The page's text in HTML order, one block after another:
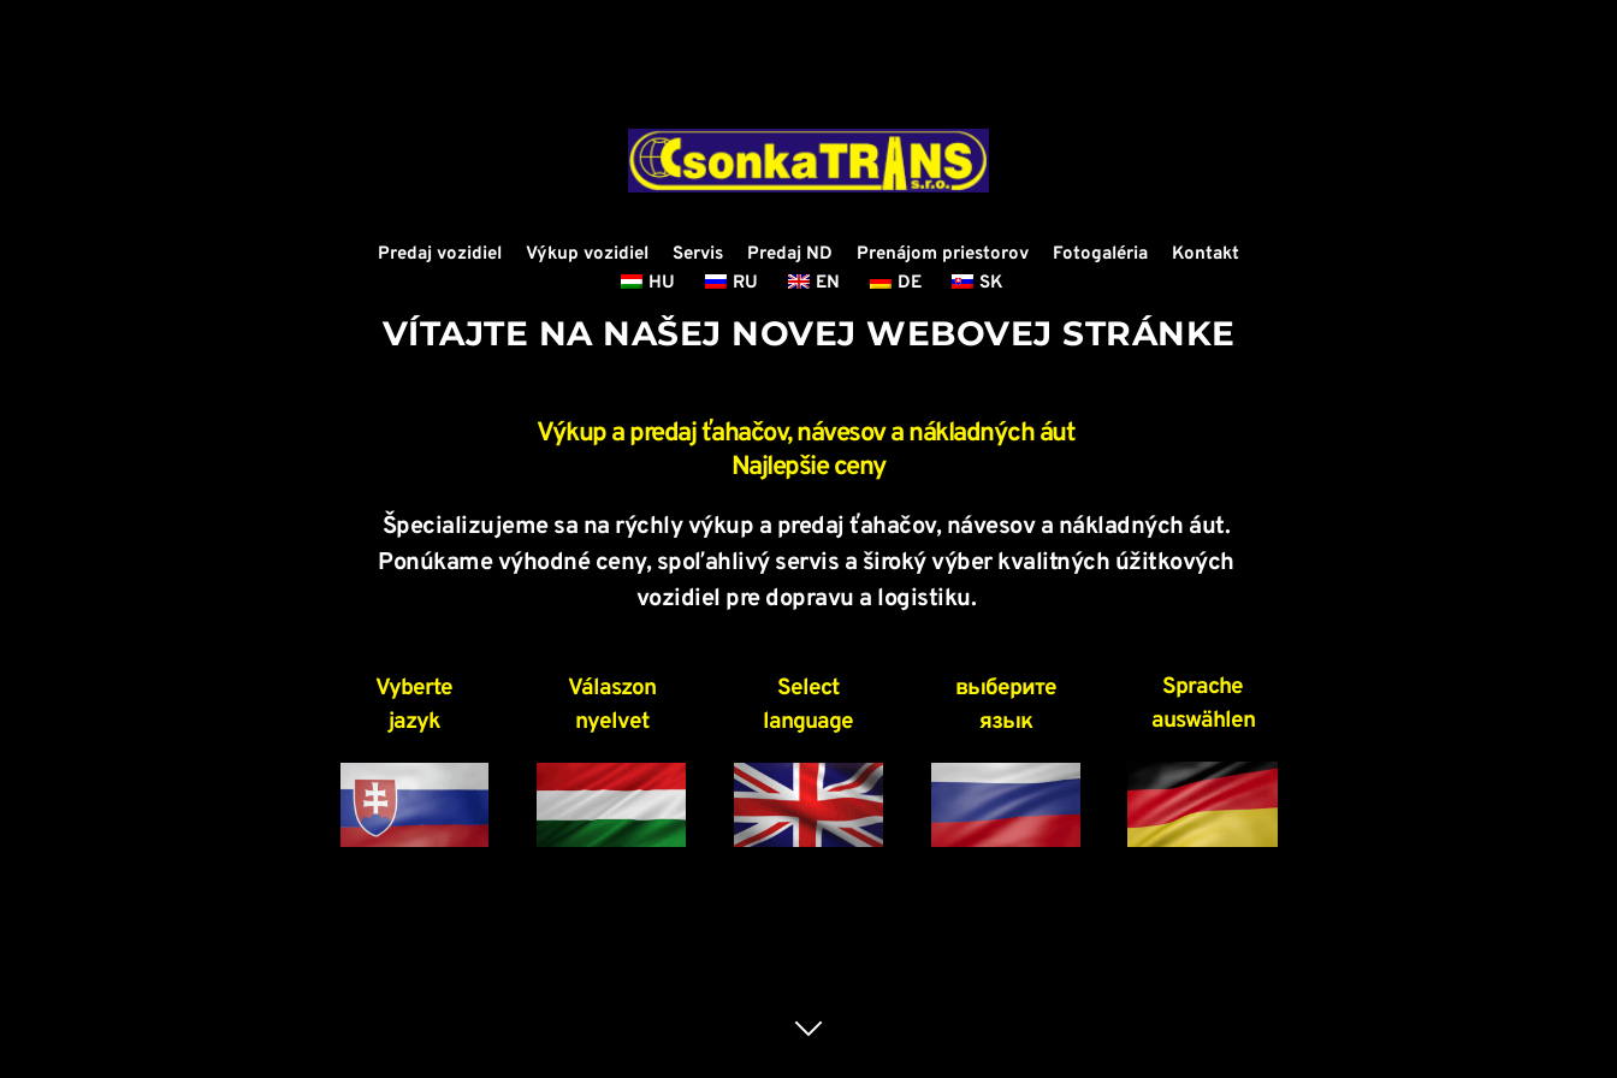
Predaj vozidiel Výkup vozidiel Servis Predaj ND Prenájom priestorov Fotogaléria
Kontakt
HU
RU EN DE SK
VÍTAJTE NA NAŠEJ NOVEJ WEBOVEJ STRÁNKE
Výkup a predaj ťahačov, návesov a nákladných áut
Najlepšie ceny
Špecializujeme sa na rýchly výkup a predaj ťahačov, návesov a nákladných áut.
Ponúkame výhodné ceny, spoľahlivý servis a široký výber kvalitných úžitkových
vozidiel pre dopravu a logistiku.
Vyberte
jazyk
Válaszon
nyelvet
Select
language
выберите
язык
Sprache
auswählen